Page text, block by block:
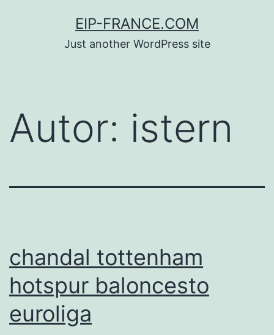
EIP-FRANCE.COM
Just another WordPress site
Autor: istern
chandal tottenham
hotspur baloncesto
euroliga